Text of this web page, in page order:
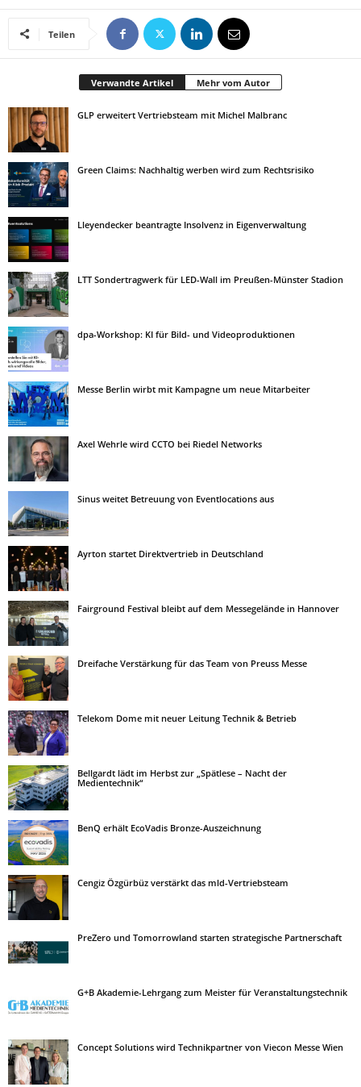
Teilen
Verwandte Artikel Mehr vom Autor
GLP erweitert Vertriebsteam mit Michel Malbranc
Green Claims: Nachhaltig werben wird zum Rechtsrisiko
Lleyendecker beantragte Insolvenz in Eigenverwaltung
LTT Sondertragwerk für LED-Wall im Preußen-Münster Stadion
dpa-Workshop: KI für Bild- und Videoproduktionen
Messe Berlin wirbt mit Kampagne um neue Mitarbeiter
Axel Wehrle wird CCTO bei Riedel Networks
Sinus weitet Betreuung von Eventlocations aus
Ayrton startet Direktvertrieb in Deutschland
Fairground Festival bleibt auf dem Messegelände in Hannover
Dreifache Verstärkung für das Team von Preuss Messe
Telekom Dome mit neuer Leitung Technik & Betrieb
Bellgardt lädt im Herbst zur „Spätlese – Nacht der
Medientechnik“
BenQ erhält EcoVadis Bronze-Auszeichnung
Cengiz Özgürbüz verstärkt das mld-Vertriebsteam
PreZero und Tomorrowland starten strategische Partnerschaft
G+B Akademie-Lehrgang zum Meister für Veranstaltungstechnik
Concept Solutions wird Technikpartner von Viecon Messe Wien